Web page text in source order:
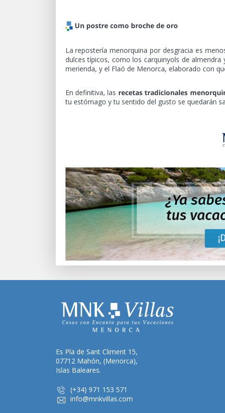
Un postre como broche de oro
La repostería menorquina por desgracia es
dulces típicos, como los carquinyols de
merienda, y el Flaó de Menorca, elaborado con
En definitiva, las recetas tradicionales
tu estómago y tu sentido del gusto se quedarán
Es Pla de Sant Climent 15,
07712 Mahón, (Menorca),
Islas Baleares.
(+34) 971 153 571
info@mnkvillas.com